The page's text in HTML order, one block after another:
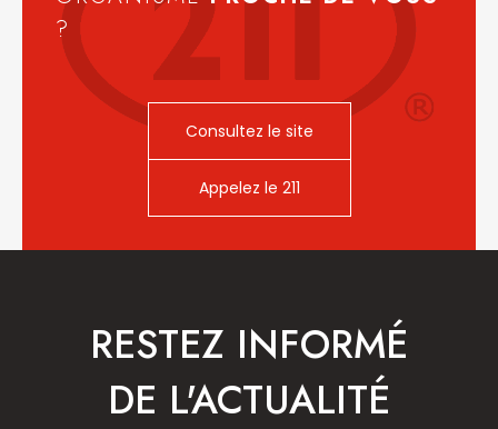
?
Consultez le site
Appelez le 211
RESTEZ INFORMÉ
DE L'ACTUALITÉ